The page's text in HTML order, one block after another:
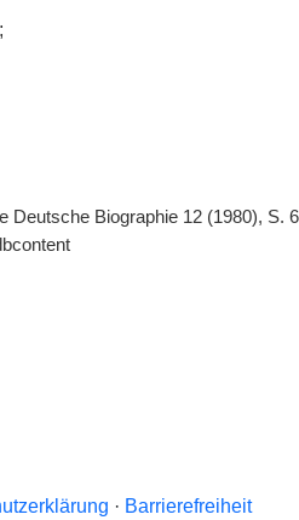
Biographie 12 (1980), S.
· Barrierefreiheit